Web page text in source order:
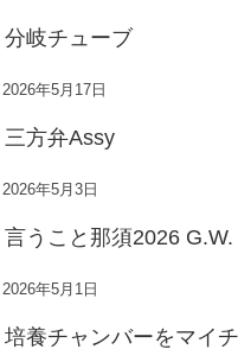
分岐チューブ
2026年5月17日
三方弁Assy
2026年5月3日
言うこと那須2026 G.W.
2026年5月1日
培養チャンバーをマイ